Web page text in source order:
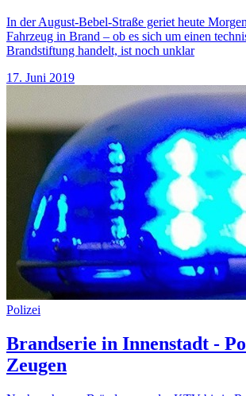
In der August-Bebel-Straße geriet heute
Fahrzeug in Brand – ob es sich um einen
Brandstiftung handelt, ist noch unklar
17. Juni 2019
Polizei
Brandserie in Innenstadt -
Zeugen